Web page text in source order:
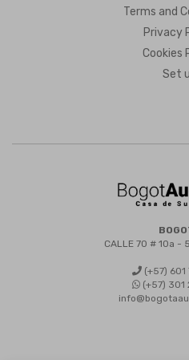
Terms and
Privacy
Cookies
Set
CALLE 70 # 10a -
(+57) 601
(+57) 301